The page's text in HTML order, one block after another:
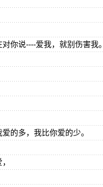
你说----爱我，就别伤害我。
的多，我比你爱的少。